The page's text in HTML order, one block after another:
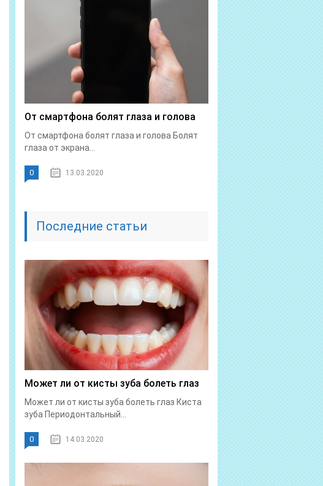
От смартфона болят глаза и голова
От смартфона болят глаза и голова Болят
глаза от экрана...
0 13.03.2020
Последние статьи
Может ли от кисты зуба болеть глаз
Может ли от кисты зуба болеть глаз Киста
зуба Периодонтальный...
0 14.03.2020